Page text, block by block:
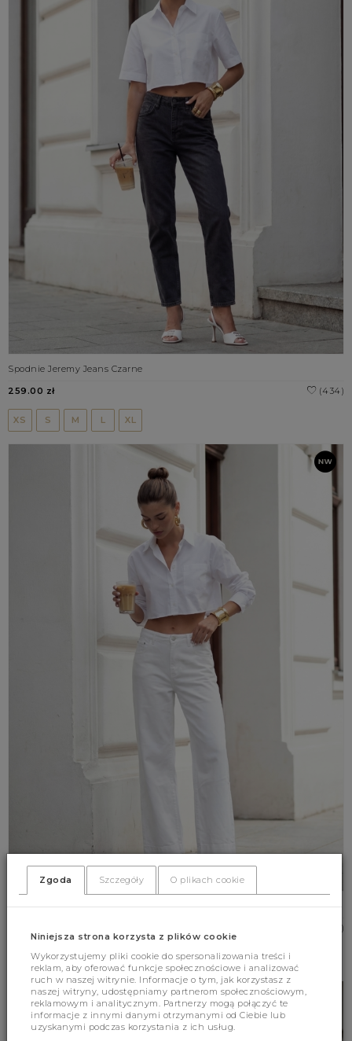
Spodnie Jeremy Jeans Czarne
(434)
259.00 zł
XS S M L XL
Spodnie Murphy Jeans Białe
(343)
S M L
Zgoda Szczegóły O plikach cookie
Niniejsza strona korzysta z plików cookie
Wykorzystujemy pliki cookie do spersonalizowania treści i
reklam, aby oferować funkcje społecznościowe i analizować
ruch w naszej witrynie. Informacje o tym, jak korzystasz z
naszej witryny, udostępniamy partnerom społecznościowym,
reklamowym i analitycznym. Partnerzy mogą połączyć te
informacje z innymi danymi otrzymanymi od Ciebie lub
uzyskanymi podczas korzystania z ich usług.